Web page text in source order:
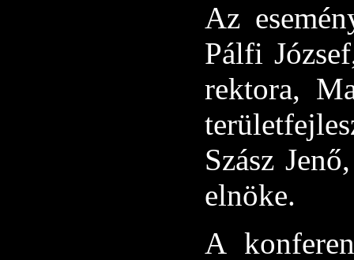
Az
Pálfi
rektora,
Szász
elnöke.
A